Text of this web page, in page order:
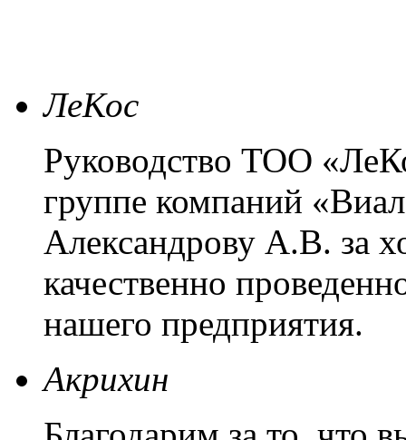
ЛеКос
Руководство ТОО
группе компаний
Александрову А.В. за
качественно
нашего предприятия.
Акрихин